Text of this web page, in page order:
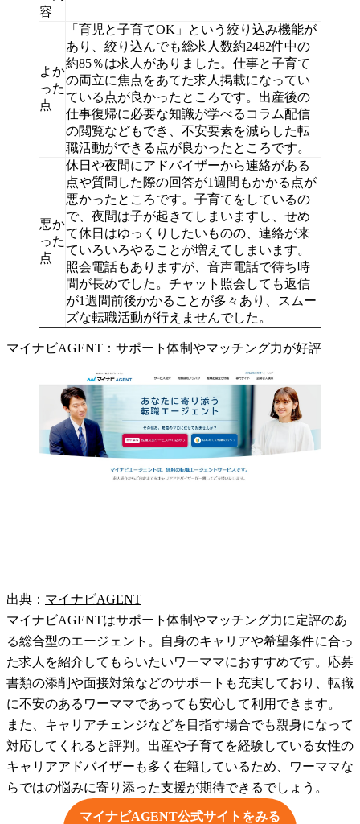
容
よか
った
点
「育児と子育てOK」という絞り込み機能が
あり、絞り込んでも総求人数約2482件中の
約85％は求人がありました。仕事と子育て
の両立に焦点をあてた求人掲載になってい
ている点が良かったところです。出産後の
仕事復帰に必要な知識が学べるコラム配信
の閲覧などもでき、不安要素を減らした転
職活動ができる点が良かったところです。
悪か
った
点
休日や夜間にアドバイザーから連絡がある
点や質問した際の回答が1週間もかかる点が
悪かったところです。子育てをしているの
で、夜間は子が起きてしまいますし、せめ
て休日はゆっくりしたいものの、連絡が来
ていろいろやることが増えてしまいます。
照会電話もありますが、音声電話で待ち時
間が長めでした。チャット照会しても返信
が1週間前後かかることが多々あり、スムー
ズな転職活動が行えませんでした。
マイナビAGENT：サポート体制やマッチング力が好評
出典： マイナビAGENT
マイナビAGENTはサポート体制やマッチング力に定評のあ
る総合型のエージェント。自身のキャリアや希望条件に合っ
た求人を紹介してもらいたいワーママにおすすめです。応募
書類の添削や面接対策などのサポートも充実しており、転職
に不安のあるワーママであっても安心して利用できます。
また、キャリアチェンジなどを目指す場合でも親身になって
対応してくれると評判。出産や子育てを経験している女性の
キャリアアドバイザーも多く在籍しているため、ワーママな
らではの悩みに寄り添った支援が期待できるでしょう。
マイナビAGENT公式サイトをみる